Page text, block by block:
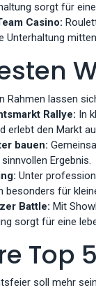
sorgt für
Casino:
Unterhaltung
Rahmen lassen
Rallye: In
erlebt den Markt
bauen:
Ergebnis.
Unter
besonders für
Battle: Mit
sorgt für eine
Top
soll mehr